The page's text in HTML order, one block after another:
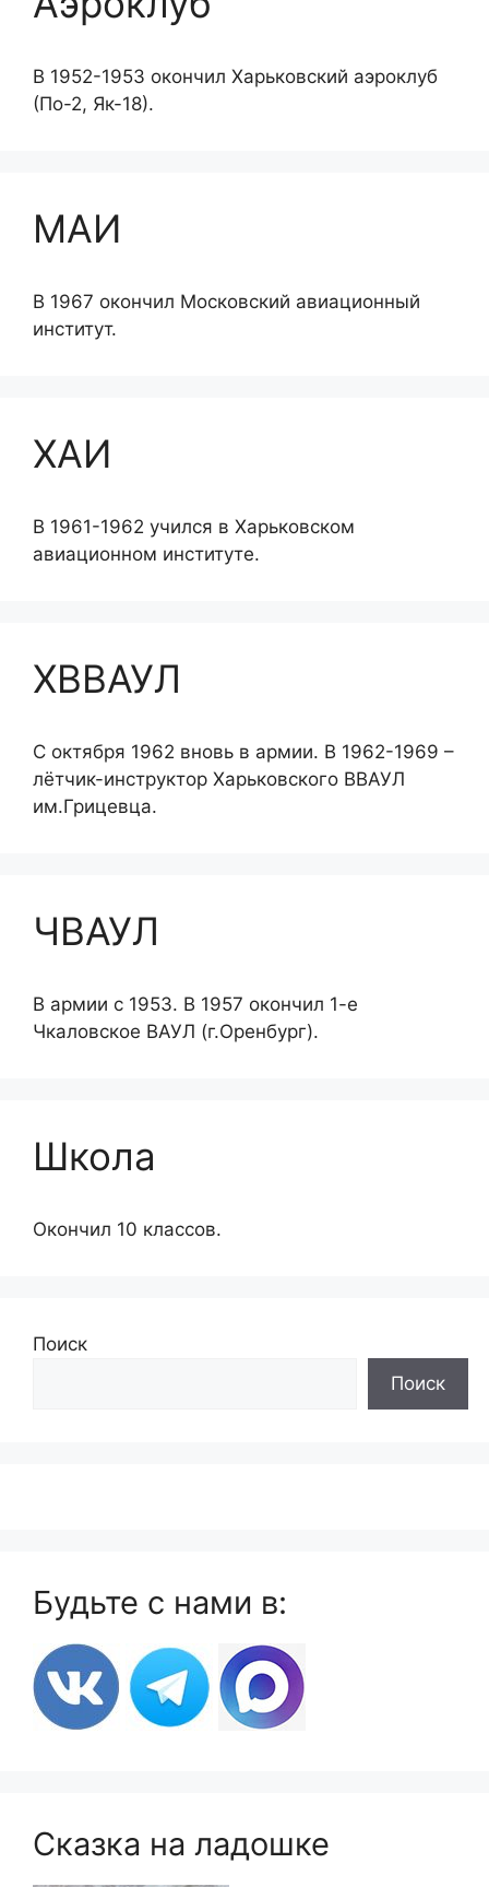
В 1952-1953 окончил Харьковский аэроклуб
(По-2, Як-18).
МАИ
В 1967 окончил Московский авиационный
институт.
ХАИ
В 1961-1962 учился в Харьковском
авиационном институте.
ХВВАУЛ
С октября 1962 вновь в армии. В 1962-1969 –
лётчик-инструктор Харьковского ВВАУЛ
им.Грицевца.
ЧВАУЛ
В армии с 1953. В 1957 окончил 1-е
Чкаловское ВАУЛ (г.Оренбург).
Школа
Окончил 10 классов.
Поиск
Поиск
Будьте с нами в:
Сказка на ладошке